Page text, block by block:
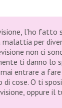
l’ho fatto
malattia per
non ci
ti danno lo
entrare a
di cose. O ti
oppure